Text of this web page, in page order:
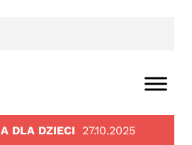
DLA DZIECI 27.10.2025